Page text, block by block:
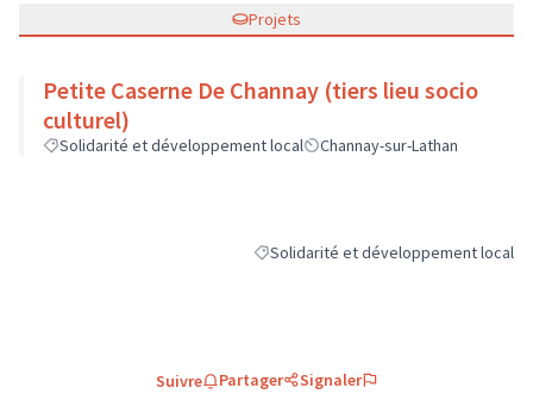
Projets
Petite Caserne De Channay (tiers lieu socio
culturel)
Solidarité et développement local Channay-sur-Lathan
Filtrer les résultats de la catégorie :
Solidarité et développement local
Suivre Partager Signaler